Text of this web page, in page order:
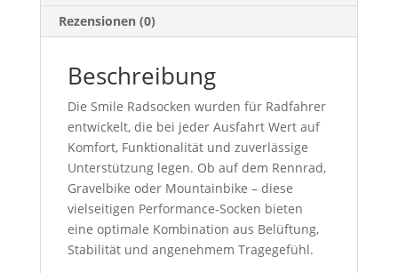
Rezensionen (0)
Beschreibung
Die Smile Radsocken wurden für Radfahrer
entwickelt, die bei jeder Ausfahrt Wert auf
Komfort, Funktionalität und zuverlässige
Unterstützung legen. Ob auf dem Rennrad,
Gravelbike oder Mountainbike – diese
vielseitigen Performance-Socken bieten
eine optimale Kombination aus Belüftung,
Stabilität und angenehmem Tragegefühl.